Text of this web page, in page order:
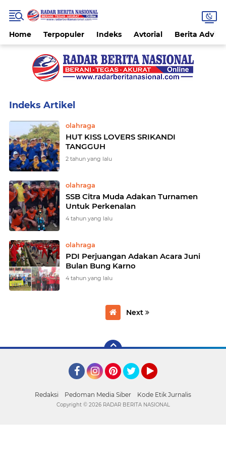
Home Terpopuler Indeks Avtorial Berita
olahraga
HUT KISS LOVERS SRIKANDI
TANGGUH
2 tahun yang lalu
olahraga
SSB Citra Muda Adakan Turnamen
Untuk Perkenalan
4 tahun yang lalu
olahraga
PDI Perjuangan Adakan Acara Juni
Bulan Bung Karno
4 tahun yang lalu
Next
Redaksi Pedoman Media Siber Kode Etik Jurnalis
Copyright © 2026 RADAR BERITA NASIONAL